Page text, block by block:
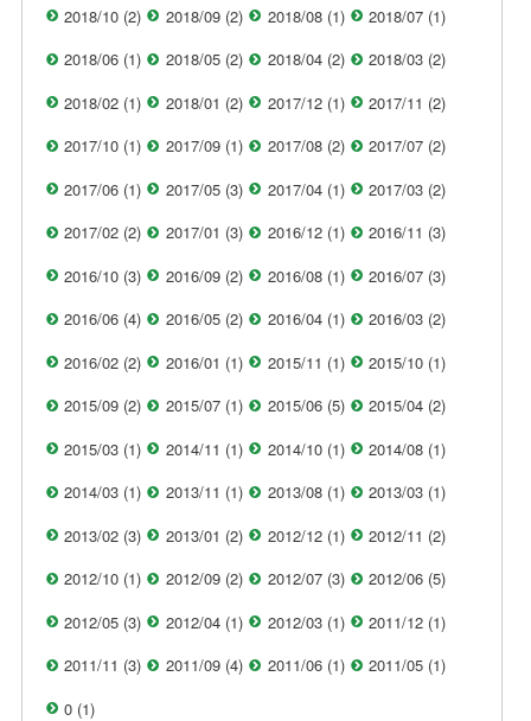
2018/10 (2)
2018/09 (2) 2018/08 (1)
2018/07 (1)
2018/06 (1)
2018/05 (2) 2018/04 (2)
2018/03 (2)
2018/02 (1)
2018/01 (2) 2017/12 (1)
2017/11 (2)
2017/10 (1)
2017/09 (1) 2017/08 (2)
2017/07 (2)
2017/06 (1)
2017/05 (3) 2017/04 (1)
2017/03 (2)
2017/02 (2)
2017/01 (3) 2016/12 (1)
2016/11 (3)
2016/10 (3)
2016/09 (2) 2016/08 (1)
2016/07 (3)
2016/06 (4)
2016/05 (2) 2016/04 (1)
2016/03 (2)
2016/02 (2)
2016/01 (1) 2015/11 (1)
2015/10 (1)
2015/09 (2)
2015/07 (1) 2015/06 (5)
2015/04 (2)
2015/03 (1)
2014/11 (1) 2014/10 (1)
2014/08 (1)
2014/03 (1)
2013/11 (1) 2013/08 (1)
2013/03 (1)
2013/02 (3)
2013/01 (2) 2012/12 (1)
2012/11 (2)
2012/10 (1)
2012/09 (2) 2012/07 (3)
2012/06 (5)
2012/05 (3)
2012/04 (1) 2012/03 (1)
2011/12 (1)
2011/11 (3)
2011/09 (4) 2011/06 (1)
2011/05 (1)
0 (1)